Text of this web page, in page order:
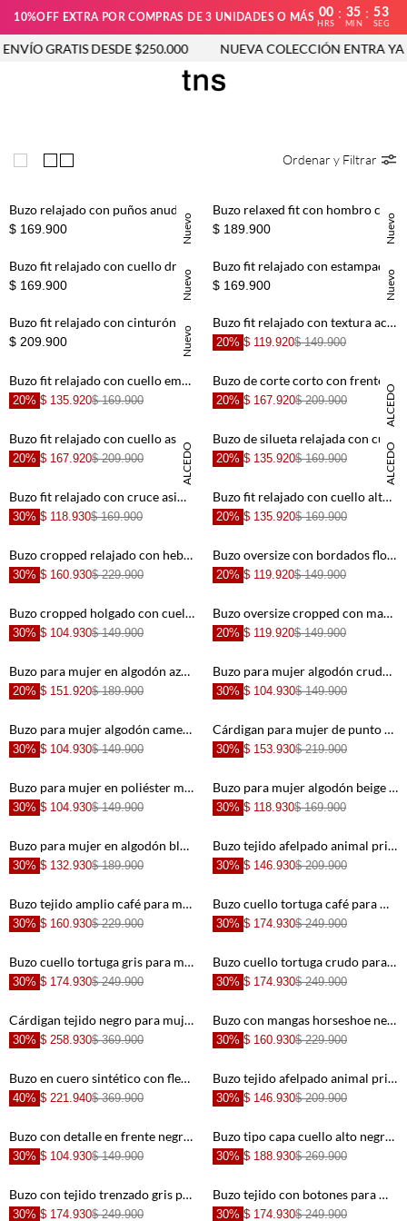
10%OFF EXTRA POR COMPRAS DE 3 UNIDADES O MÁS 00
HRS
: 35
MIN
: 52
SEG
GRATIS DESDE $250.000 NUEVA COLECCIÓN ENTRA YA
Ordenar y Filtrar
Nuevo
+
Buzo relajado con puños anudables de algodón verde oliva para mujer
$ 169.900 Nuevo
+
Buzo relaxed fit con hombro caído y rib ancho en algodón crema para mujer
$ 189.900
Nuevo
+
Buzo fit relajado con cuello drapeado en algodón café para mujer
$ 169.900 Nuevo
+
Buzo fit relajado con estampado bandana en algodón crudo para mujer
$ 169.900
Nuevo
+
Buzo fit relajado con cinturón en algodón café para mujer
$ 209.900
+
Buzo fit relajado con textura acanalada en punto crudo para mujer
20% $ 119.920$ 149.900
+
Buzo fit relajado con cuello embudo en algodón oliva para mujer
20% $ 135.920$ 169.900 DANIELA SALCEDO
+
20% $ 167.920$ 209.900
DANIELA SALCEDO
+
20% $ 167.920$ 209.900 DANIELA SALCEDO
+
20% $ 135.920$ 169.900
+
Buzo fit relajado con cruce asimétrico en algodón verde oliva para mujer
30% $ 118.930$ 169.900
+
Buzo fit relajado con cuello alto en algodón vinotinto para mujer
20% $ 135.920$ 169.900
+
Buzo cropped relajado con hebillas frontales en algodón café para mujer
30% $ 160.930$ 229.900
+
Buzo oversize con bordados florales en algodón café para mujer
20% $ 119.920$ 149.900
+
Buzo cropped holgado con cuello alto acanalado de algodón beige para mujer
30% $ 104.930$ 149.900
+
Buzo oversize cropped con mangas abullonadas en algodón amarillo pastel para mujer
20% $ 119.920$ 149.900
+
Buzo para mujer en algodón azul cielo fit relajado con media cremallera
20% $ 151.920$ 189.900
+
Buzo para mujer algodón crudo corte relajado con hombro caído
30% $ 104.930$ 149.900
+
Buzo para mujer algodón camel fit relajado con triángulo acanalado
30% $ 104.930$ 149.900
+
Cárdigan para mujer de punto café oscuro fit relajado con flecos en el bajo
30% $ 153.930$ 219.900
+
Buzo para mujer en poliéster marfil relajado con cuello envolvente
30% $ 104.930$ 149.900
+
Buzo para mujer algodón beige fit relajado con escote V
30% $ 118.930$ 169.900
+
Buzo para mujer en algodón blanco fit relajado con media cremallera
30% $ 132.930$ 189.900
+
Buzo tejido afelpado animal print con estructura ligera para mujer
30% $ 146.930$ 209.900
+
Buzo tejido amplio café para mujer
30% $ 160.930$ 229.900
+
Buzo cuello tortuga café para mujer
30% $ 174.930$ 249.900
+
Buzo cuello tortuga gris para mujer
30% $ 174.930$ 249.900
+
Buzo cuello tortuga crudo para mujer
30% $ 174.930$ 249.900
Cárdigan tejido negro para mujer
30% $ 258.930$ 369.900
Buzo con mangas horseshoe negro para mujer
30% $ 160.930$ 229.900
Buzo en cuero sintético con flecos café para mujer
40% $ 221.940$ 369.900
Buzo tejido afelpado animal print con diseño limpio para mujer
30% $ 146.930$ 209.900
Buzo con detalle en frente negro para mujer
30% $ 104.930$ 149.900
Buzo tipo capa cuello alto negro para mujer
30% $ 188.930$ 269.900
Buzo con tejido trenzado gris para mujer
30% $ 174.930$ 249.900
Buzo tejido con botones para mujer
30% $ 174.930$ 249.900